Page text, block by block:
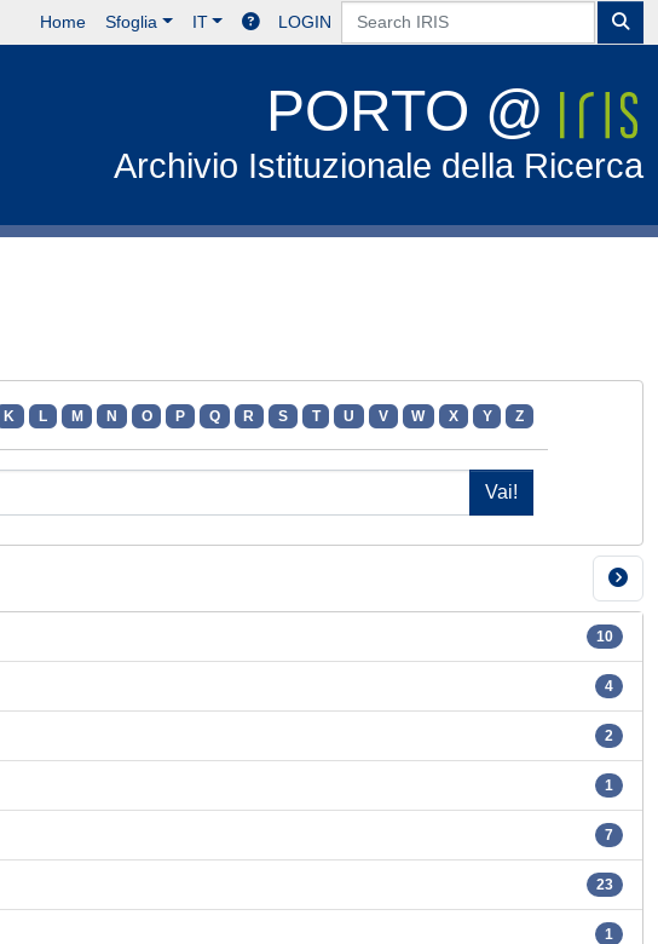
Home Sfoglia IT LOGIN
PORTO @
Archivio Istituzionale della Ricerca
K L M N O P Q R S T U V W X Y Z
10
4
2
1
7
23
1